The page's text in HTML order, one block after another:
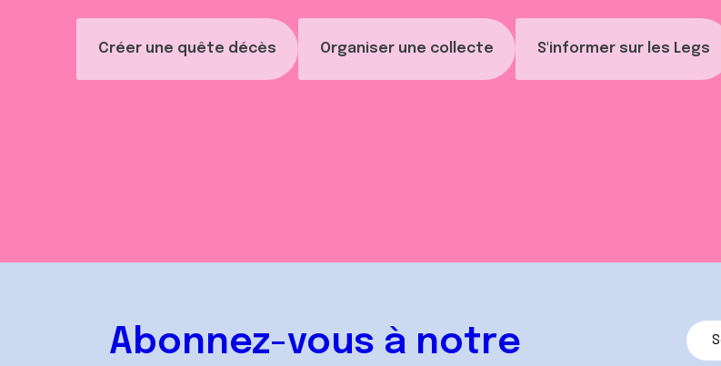
Créer une quête décès Organiser une collecte S'informer sur les Legs
Abonnez-vous à notre